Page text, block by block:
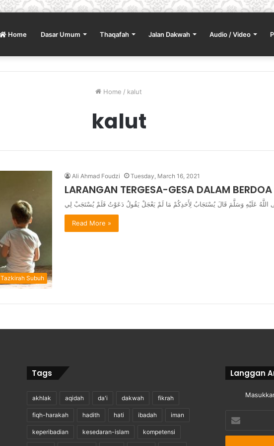
Home Dasar Umum Thaqafah Jalan Dakwah Audio / Video
Home / kalut
kalut
Tazkirah Subuh
Ali Ahmad Foudzi Tuesday, March 16, 2021
LARANGAN TERGESA-GESA DALAM BERDOA
Read More »
Tags
akhlak aqidah da'i dakwah fikrah
fiqh-harakah hadith hati ibadah iman
keperibadian kesedaran-islam kompetensi
Langgan
your
Email